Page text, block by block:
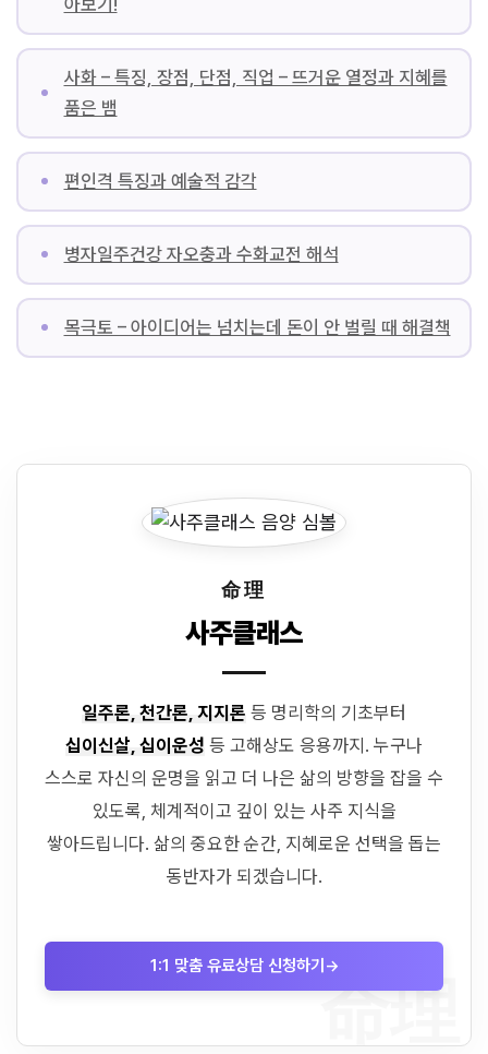
아보기!
사화 – 특징, 장점, 단점, 직업 – 뜨거운 열정과 지혜를
품은 뱀
편인격 특징과 예술적 감각
병자일주건강 자오충과 수화교전 해석
목극토 – 아이디어는 넘치는데 돈이 안 벌릴 때 해결책
命理
命理
사주클래스
일주론, 천간론, 지지론 등 명리학의 기초부터
십이신살, 십이운성 등 고해상도 응용까지. 누구나
스스로 자신의 운명을 읽고 더 나은 삶의 방향을 잡을 수
있도록, 체계적이고 깊이 있는 사주 지식을
쌓아드립니다. 삶의 중요한 순간, 지혜로운 선택을 돕는
동반자가 되겠습니다.
1:1 맞춤 유료상담 신청하기 →